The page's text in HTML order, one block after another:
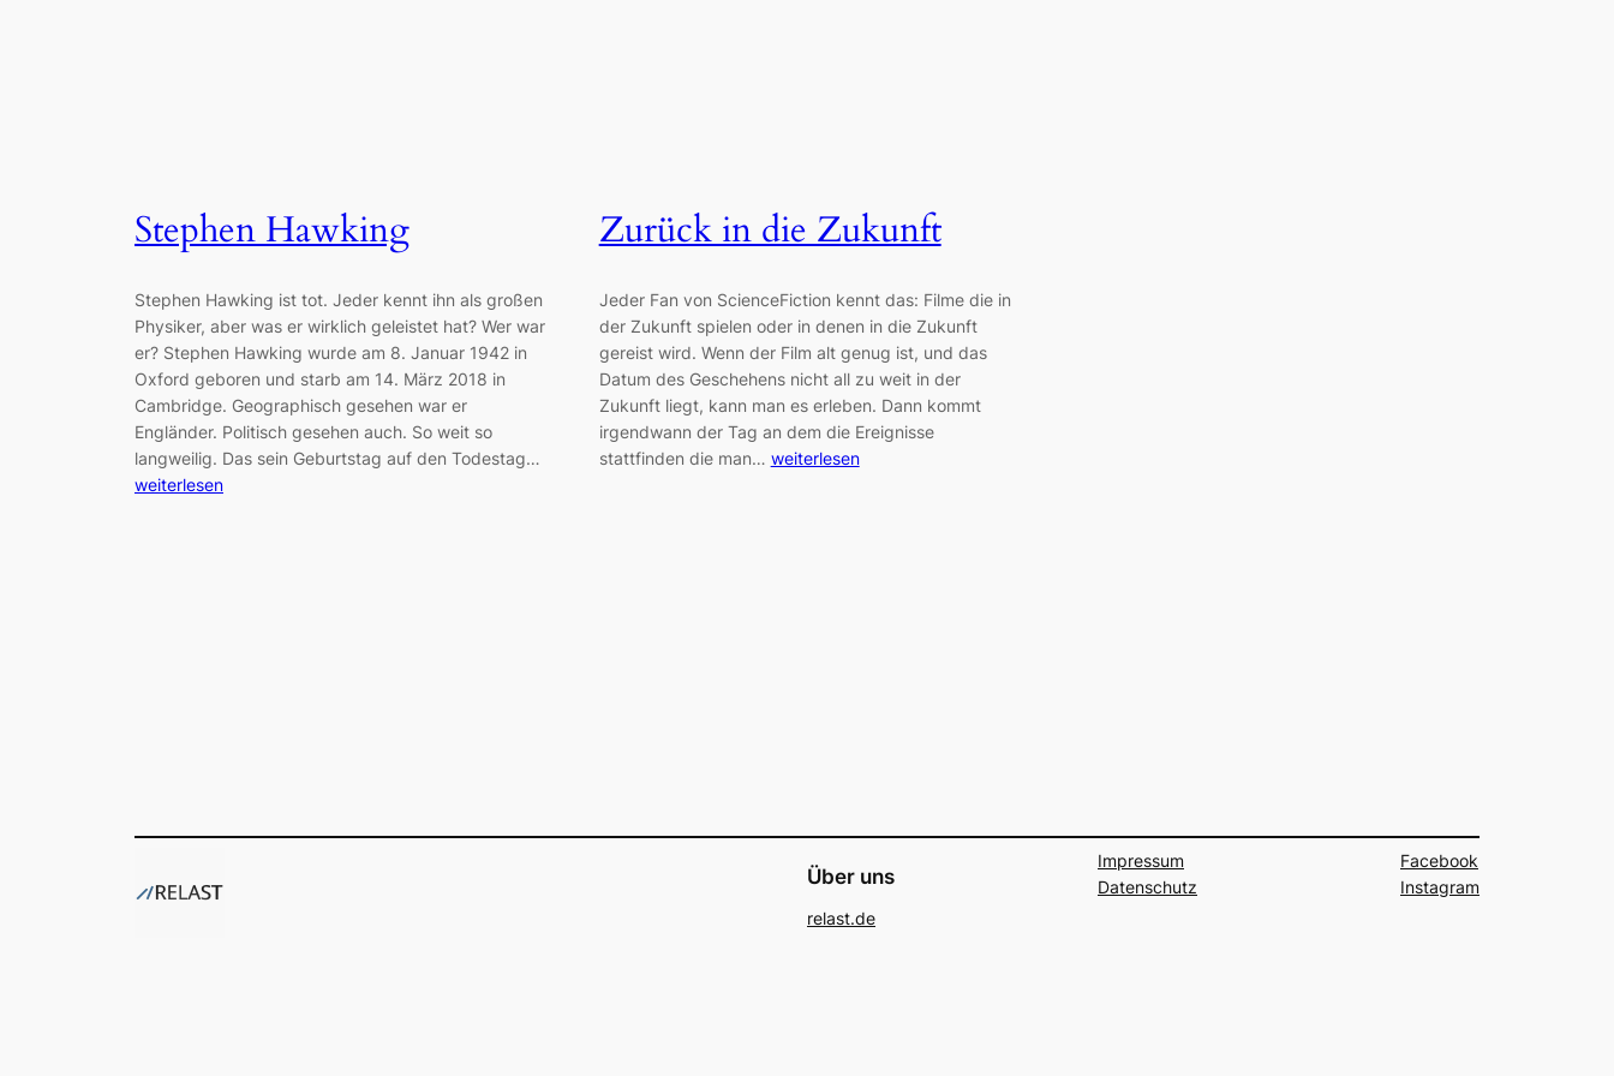
Stephen Hawking
Stephen Hawking ist tot. Jeder kennt ihn als großen
Physiker, aber was er wirklich geleistet hat? Wer war
er? Stephen Hawking wurde am 8. Januar 1942 in
Oxford geboren und starb am 14. März 2018 in
Cambridge. Geographisch gesehen war er
Engländer. Politisch gesehen auch. So weit so
langweilig. Das sein Geburtstag auf den Todestag…
weiterlesen
Zurück in die Zukunft
Jeder Fan von ScienceFiction kennt das: Filme die in
der Zukunft spielen oder in denen in die Zukunft
gereist wird. Wenn der Film alt genug ist, und das
Datum des Geschehens nicht all zu weit in der
Zukunft liegt, kann man es erleben. Dann kommt
irgendwann der Tag an dem die Ereignisse
stattfinden die man… weiterlesen
Über uns
relast.de
Impressum
Datenschutz
Facebook
Instagram